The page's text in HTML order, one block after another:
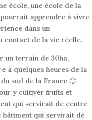
école, une école de la
pourrait apprendre à vivre
dans un
contact de la vie réelle.
un terrain de 30ha,
à quelques heures de la
sud de la France 🙂
y cultiver fruits et
qui servirait de centre
bâtiment qui servirait de